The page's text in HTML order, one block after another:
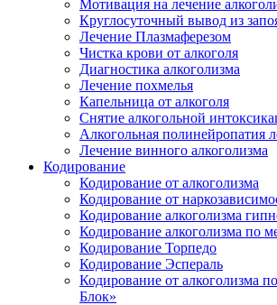
Мотивация на лечение
Круглосуточный вывод из
Лечение Плазмаферезом
Чистка крови от алкоголя
Диагностика алкоголизма
Лечение похмелья
Капельница от алкоголя
Снятие алкогольной
Алкогольная полинейропатия
Лечение винного алкоголизма
Кодирование
Кодирование от алкоголизма
Кодирование от
Кодирование алкоголизма
Кодирование алкоголизма по
Кодирование Торпедо
Кодирование Эспераль
Кодирование от алкоголизма
Блок»